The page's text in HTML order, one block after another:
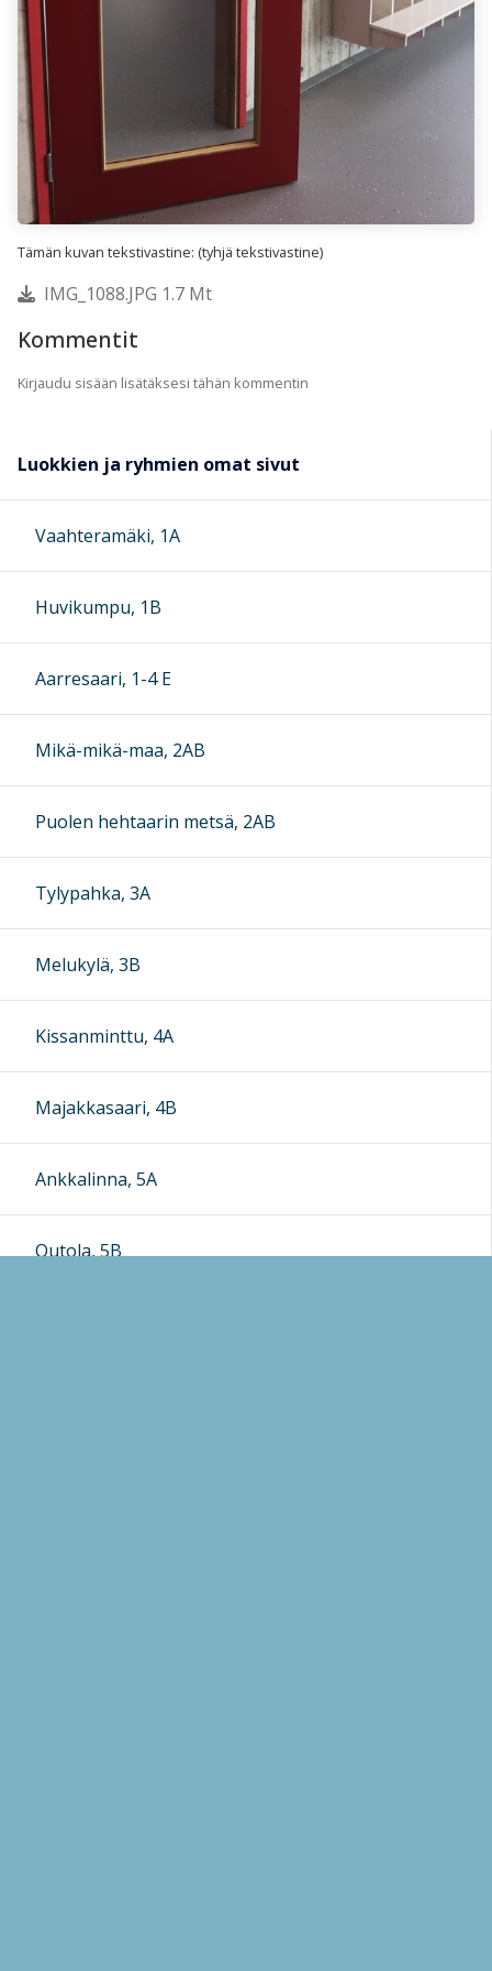
Tämän kuvan tekstivastine: (tyhjä tekstivastine)
IMG_1088.JPG 1.7 Mt
Kommentit
Kirjaudu sisään lisätäksesi tähän kommentin
Luokkien ja ryhmien omat sivut
Vaahteramäki, 1A
Huvikumpu, 1B
Aarresaari, 1-4 E
Mikä-mikä-maa, 2AB
Puolen hehtaarin metsä, 2AB
Tylypahka, 3A
Melukylä, 3B
Kissanminttu, 4A
Majakkasaari, 4B
Ankkalinna, 5A
Outola, 5B